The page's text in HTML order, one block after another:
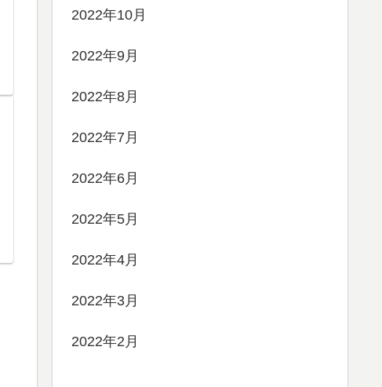
2022年10月
2022年9月
2022年8月
2022年7月
2022年6月
2022年5月
2022年4月
2022年3月
2022年2月